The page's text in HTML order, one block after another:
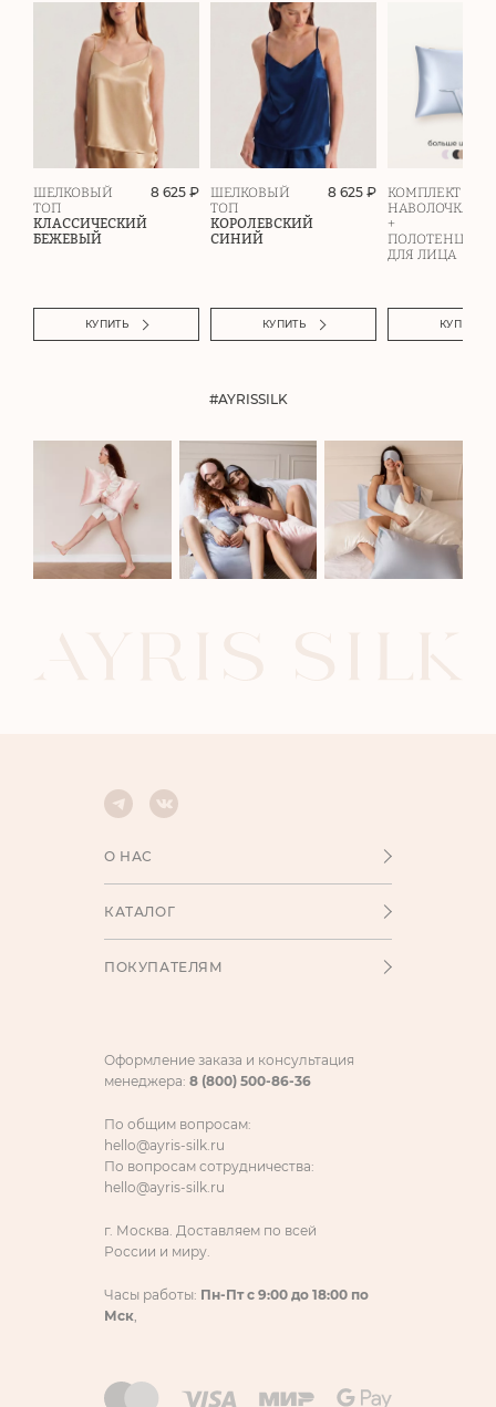
ШЕЛКОВЫЙ
ТОП
КЛАССИЧЕСКИЙ
БЕЖЕВЫЙ
8 625 ₽
КУПИТЬ
ШЕЛКОВЫЙ
ТОП
КОРОЛЕВСКИЙ
СИНИЙ
8 625 ₽
КУПИТЬ
КОМПЛЕКТ
НАВОЛОЧКА
+
ПОЛОТЕНЦЕ
ДЛЯ ЛИЦА
КУПИТЬ
#AYRISSILK
О НАС
КАТАЛОГ
ПОКУПАТЕЛЯМ
Оформление заказа и консультация
менеджера: 8 (800) 500-86-36
По общим вопросам:
hello@ayris-silk.ru
По вопросам сотрудничества:
hello@ayris-silk.ru
г. Москва. Доставляем по всей
России и миру.
Часы работы: Пн-Пт с 9:00 до 18:00 по
Мск,